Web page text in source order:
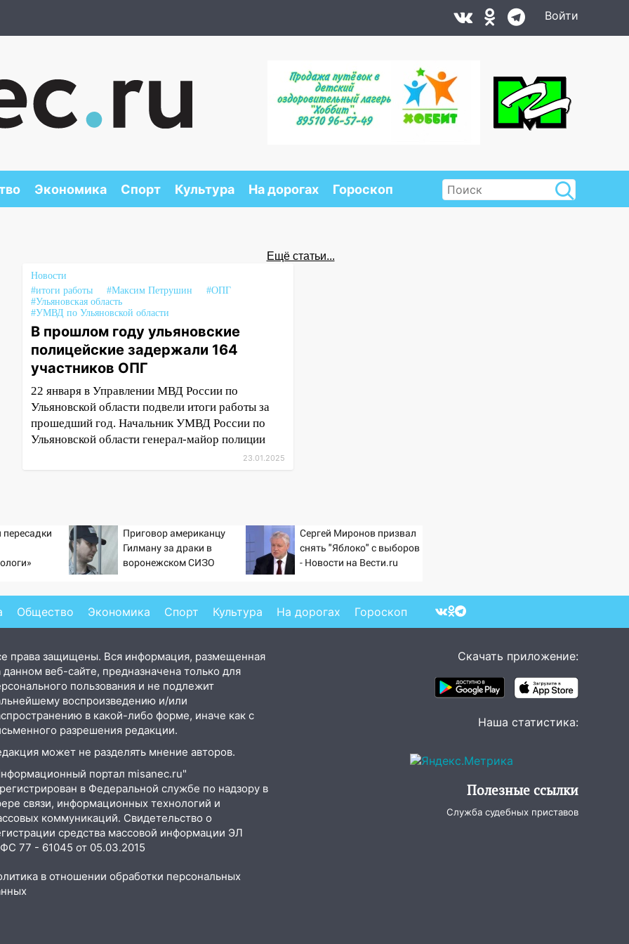
Войти
Экономика Спорт Культура На дорогах Гороскоп
Ещё статьи...
Новости
#итоги работы
#Максим Петрушин
#ОПГ
#Ульяновская область
#УМВД по Ульяновской области
В прошлом году ульяновские
полицейские задержали 164
участников ОПГ
22 января в Управлении МВД России по
Ульяновской области подвели итоги работы за
прошедший год. Начальник УМВД России по
Ульяновской области генерал-майор полиции
23.01.2025
Приговор американцу
Гилману за драки в
воронежском СИЗО
Сергей Миронов призвал
снять "Яблоко" с выборов
- Новости на Вести.ru
Общество Экономика Спорт Культура На дорогах Гороскоп
права защищены. Вся информация, размещенная
данном веб-сайте, предназначена только для
пользования и не подлежит
воспроизведению и/или
в какой-либо форме, иначе как с
разрешения редакции.
может не разделять мнение авторов.
портал misanec.ru"
в Федеральной службе по надзору в
связи, информационных технологий и
коммуникаций. Свидетельство о
средства массовой информации ЭЛ
77 - 61045 от 05.03.2015
в отношении обработки персональных
Скачать приложение:
Наша статистика:
Полезные ссылки
Служба судебных приставов